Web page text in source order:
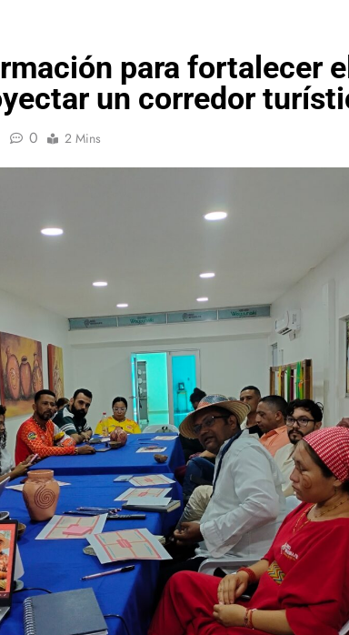
para fortalecer
un corredor
0 2 Mins